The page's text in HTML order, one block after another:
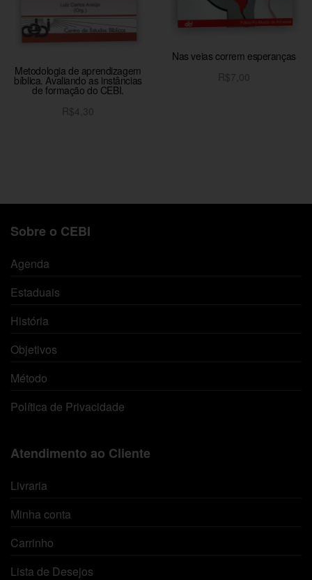
Metodologia de aprendizagem
bíblica. Avaliando as instâncias
de formação do CEBI.
R$4,30
Nas veias correm esperanças
R$7,00
Sobre o CEBI
Agenda
Estaduais
História
Objetivos
Método
Política de Privacidade
Atendimento ao Cliente
Livraria
Minha conta
Carrinho
Lista de Desejos